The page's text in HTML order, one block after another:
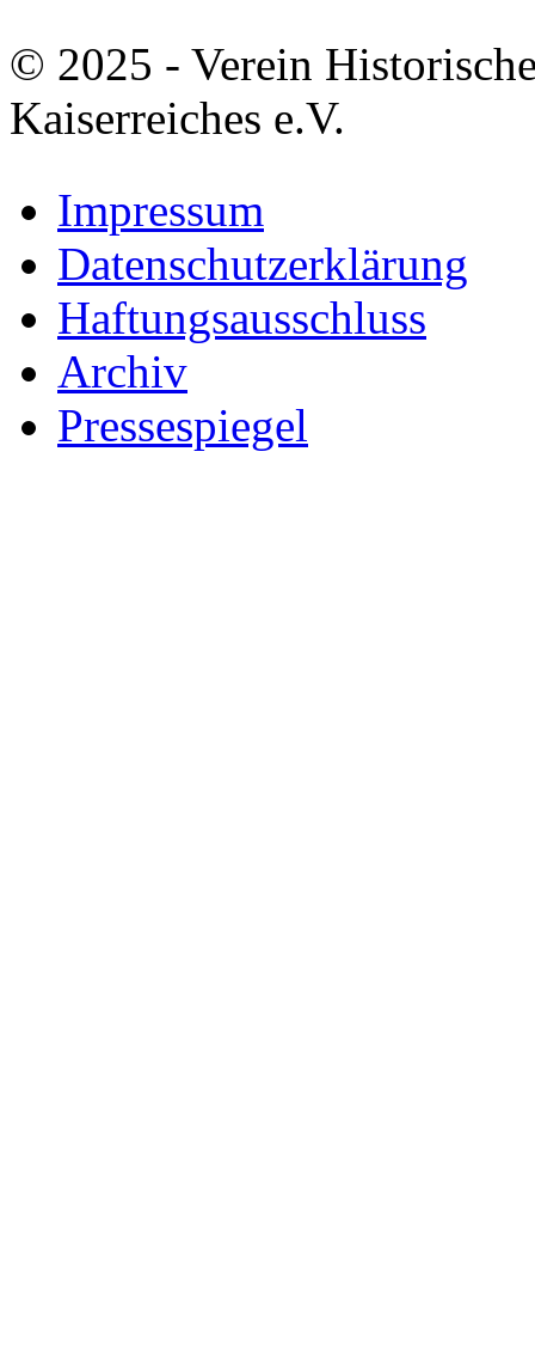
© 2025 - Verein
Kaiserreiches e.V.
Impressum
Datenschutzerklärung
Haftungsausschluss
Archiv
Pressespiegel